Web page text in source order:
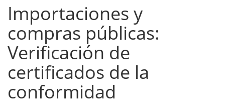
Importaciones y
compras públicas:
Verificación de
certificados de la
conformidad